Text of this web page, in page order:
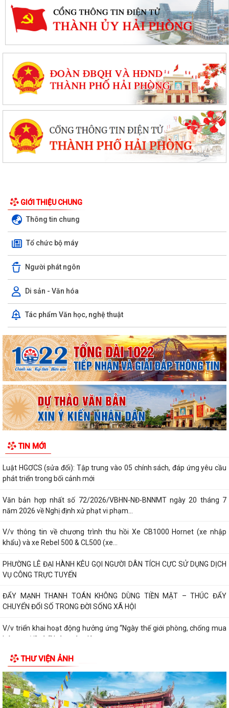
GIỚI THIỆU CHUNG
Thông tin chung
Tổ chức bộ máy
Người phát ngôn
Di sản - Văn hóa
Tác phẩm Văn học, nghệ thuật
TIN MỚI
phục vụ Dự án tuyến đường...
THÔNG BÁO THU HỒI ĐẤT ĐỂ THỰC HIỆN DỰ ÁN BỒI THƯỜNG, HỖ
TRỢ, GIẢI PHÓNG MẶT BẰNG, PHỤC VỤ DỰ ÁN...
PHƯỜNG LÊ ĐẠI HÀNH TỔ CHỨC HỘI NGHỊ TRIỂN KHAI THÔNG TIN VỀ
CÔNG TÁC GIẢI PHÓNG MẶT BẰNG DỰ ÁN...
PHƯỜNG LÊ ĐẠI HÀNH TỔ CHỨC LỄ CẦU SIÊU TRI ÂN CÁC ANH HÙNG
LIỆT SĨ
ĐỂ PHÒNG TRÁNH
Luật HGƠCS (sửa đổi): Tập trung vào 05 chính sách, đáp ứng yêu cầu
phát triển trong bối cảnh mới
Văn bản hợp nhất số 72/2026/VBHN-NĐ-BNNMT ngày 20 tháng 7
năm 2026 về Nghị định xử phạt vi phạm...
V/v thông tin về chương trình thu hồi Xe CB1000 Hornet (xe nhập
khẩu) và xe Rebel 500 & CL500 (xe...
PHƯỜNG LÊ ĐẠI HÀNH KÊU GỌI NGƯỜI DÂN TÍCH CỰC SỬ DỤNG DỊCH
VỤ CÔNG TRỰC TUYẾN
ĐẨY MẠNH THANH TOÁN KHÔNG DÙNG TIỀN MẶT – THÚC ĐẨY
CHUYỂN ĐỔI SỐ TRONG ĐỜI SỐNG XÃ HỘI
V/v triển khai hoạt động hưởng ứng “Ngày thế giới phòng, chống mua
bán người” và “Ngày toàn dân...
Kế hoạch triển khai cài đặt, sử dụng ứng dựng eTax mobile phục vụ
nộp thuế sử dụng đất phi nông...
PHƯỜNG LÊ ĐẠI HÀNH THAM DỰ HỘI NGHỊ TOÀN QUỐC QUÁN TRIỆT,
TRIỂN KHAI NGHỊ QUYẾT HỘI NGHỊ TRUNG ƯƠNG...
THƯ VIỆN ẢNH